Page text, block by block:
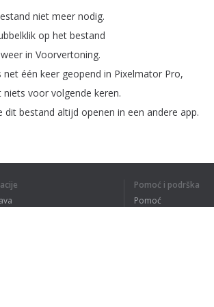
niet meer nodig.
op het bestand
weer in Voorvertoning.
net één keer geopend in Pixelmator Pro,
niets voor volgende keren.
dit bestand altijd openen in een andere app.
1 2
Pomoć i podrška
Pomoć